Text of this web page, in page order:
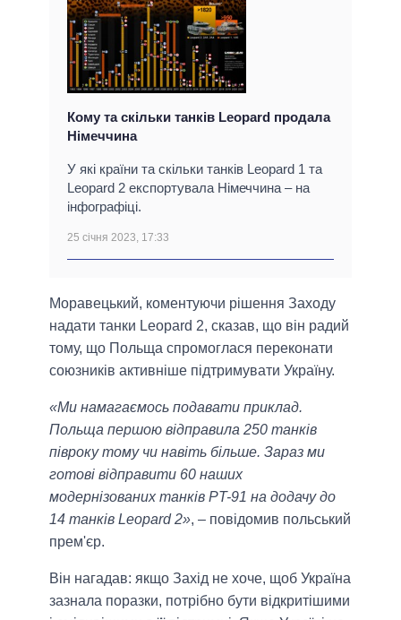
Кому та скільки танків Leopard продала
Німеччина
У які країни та скільки танків Leopard 1 та
Leopard 2 експортувала Німеччина – на
інфографіці.
25 січня 2023, 17:33
Моравецький, коментуючи рішення Заходу
надати танки Leopard 2, сказав, що він радий
тому, що Польща спромоглася переконати
союзників активніше підтримувати Україну.
«Ми намагаємось подавати приклад.
Польща першою відправила 250 танків
півроку тому чи навіть більше. Зараз ми
готові відправити 60 наших
модернізованих танків PT-91 на додачу до
14 танків Leopard 2», – повідомив польський
прем'єр.
Він нагадав: якщо Захід не хоче, щоб Україна
зазнала поразки, потрібно бути відкритішими